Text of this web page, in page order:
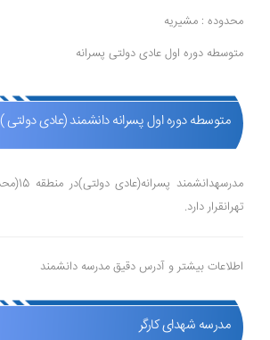
محدوده : مشیریه
متوسطه دوره اول عادی دولتی پسرانه
متوسطه دوره اول پسرانه دانشمند (عادی دولتی )
تهرانقرار دارد.
اطلاعات بیشتر و آدرس دقیق مدرسه دانشمند
مدرسه شهدای کارگر